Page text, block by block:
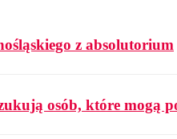
z absolutorium
osób, które mogą